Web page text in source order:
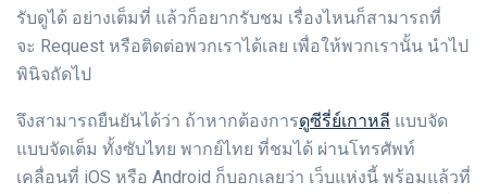
รับดูได้ อย่างเต็มที่ แล้วก็อยากรับชม เรื่องไหนก็สามารถที่
จะ Request หรือติดต่อพวกเราได้เลย เพื่อให้พวกเรานั้น นำไป
พินิจถัดไป
จึงสามารถยืนยันได้ว่า ถ้าหากต้องการดูซีรี่ย์เกาหลี แบบจัด
แบบจัดเต็ม ทั้งซับไทย พากย์ไทย ที่ชมได้ ผ่านโทรศัพท์
เคลื่อนที่ iOS หรือ Android ก็บอกเลยว่า เว็บแห่งนี้ พร้อมแล้วที่